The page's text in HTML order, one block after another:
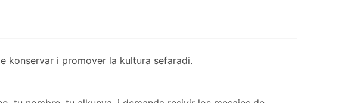
konservar i promover la kultura sefaradi.